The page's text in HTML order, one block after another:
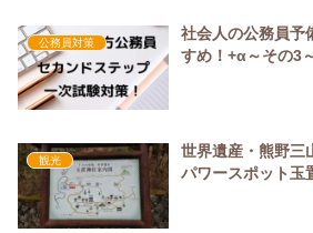
公務員対策
社会人の公務員予
すめ！+α～その3
観光
世界遺産・熊野三
パワースポット玉